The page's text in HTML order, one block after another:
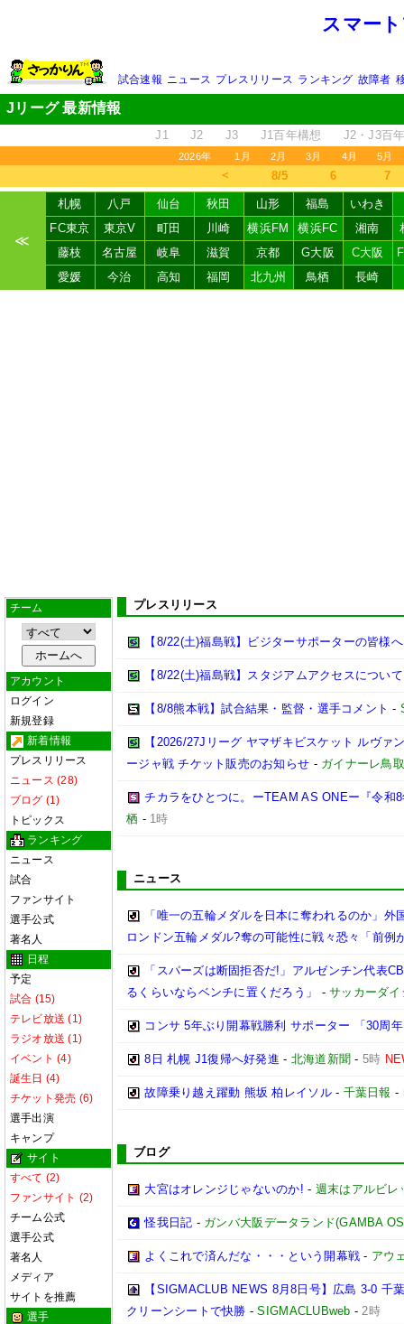
スマー
試合速報 ニュース プレスリリース ランキング 故障者
Jリーグ 最新情報
J1 J2 J3 J1百年構想 J2・J3百
2026年 1月 2月 3月 4月 5月
＜ 8/5 6 7
≪
札幌 八戸 仙台 秋田 山形 福島
いわき
FC東京
東京V 町田 川崎 横浜FM 横浜FC 湘南
藤枝
名古屋 岐阜 滋賀 京都 G大阪 C大阪
愛媛
今治 高知 福岡 北九州 鳥栖 長崎
チーム
アカウント
ログイン
新規登録
新着情報
プレスリリース
ニュース (28)
ブログ (1)
トピックス
ランキング
ニュース
試合
ファンサイト
選手公式
著名人
日程
予定
試合 (15)
テレビ放送 (1)
ラジオ放送 (1)
イベント (4)
誕生日 (4)
チケット発売 (6)
選手出演
キャンプ
サイト
すべて (2)
ファンサイト (2)
チーム公式
選手公式
著名人
メディア
サイトを推薦
選手
プレスリリース
【8/22(土)福島戦】ビジターサポーターの皆様へ
【8/22(土)福島戦】スタジアムアクセスについて
【8/8熊本戦】試合結果・監督・選手コメント -
【2026/27Jリーグ ヤマザキビスケット ルヴ
ージャ戦 チケット販売のお知らせ - ガイナーレ鳥取
チカラをひとつに。ーTEAM AS ONEー『令和
栖 - 1時
ニュース
「唯一の五輪メダルを日本に奪われるのか」
ロンドン五輪メダル?奪の可能性に戦々恐々「前例
「スパーズは断固拒否だ!」アルゼンチン代表
るくらいならベンチに置くだろう」
-サッカーダ
コンサ 5年ぶり開幕戦勝利 サポーター 「30周
8日 札幌 J1復帰へ好発進 - 北海道新聞 - 5時
故障乗り越え躍動 熊坂 柏レイソル- 千葉日報 -
ブログ
大宮はオレンジじゃないのか! - 週末はアルビレ
怪我日記 - ガンバ大阪データランド(GAMBA
よくこれで済んだな・・・という開幕戦 - アウ
【SIGMACLUB NEWS 8月8日号】広島 3-0
クリーンシートで快勝 -SIGMACLUBweb -2時